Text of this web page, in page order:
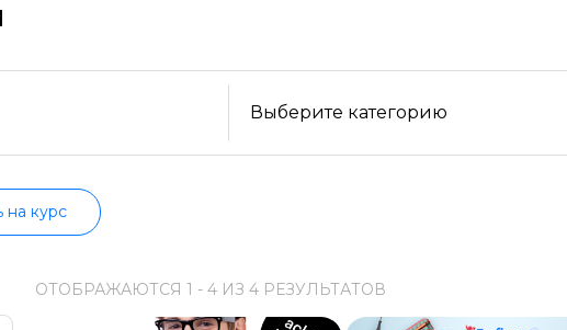
Спорт
Саморазвитие
Другое
Выберите категорию
Web-разработка
на курс
ОТОБРАЖАЮТСЯ 1 - 4 ИЗ 4 РЕЗУЛЬТАТОВ